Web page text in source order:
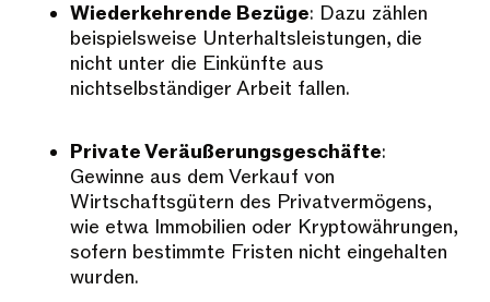
Wiederkehrende Bezüge: Dazu zählen
beispielsweise Unterhaltsleistungen, die
nicht unter die Einkünfte aus
nichtselbständiger Arbeit fallen.
Private Veräußerungsgeschäfte:
Gewinne aus dem Verkauf von
Wirtschaftsgütern des Privatvermögens,
wie etwa Immobilien oder Kryptowährungen,
sofern bestimmte Fristen nicht eingehalten
wurden.